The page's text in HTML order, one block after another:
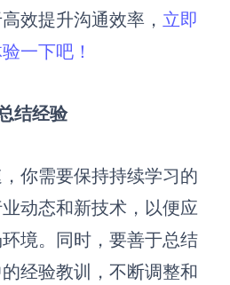
效提升沟通效率， 立即
一下吧！
结经验
你需要保持持续学习的
动态和新技术，以便应
境。同时，要善于总结
经验教训，不断调整和